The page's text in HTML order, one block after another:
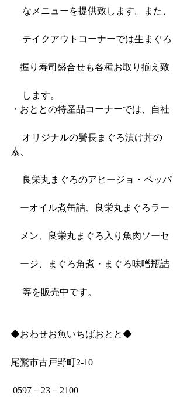
なメニューを提供致します。また、
テイクアウトコーナーでは生まぐろ
握り寿司盛合せも各種お取り揃え致
します。
・おととの特産品コーナーでは、自社
素、
良栄丸まぐろのアヒージョ・ペッパ
ーオイル煮缶詰、良栄丸まぐろラー
メン、良栄丸まぐろ入り魚肉ソーセ
ージ、まぐろ角煮・まぐろ味噌瓶詰
等を販売中です。
◆おわせお魚いちばおとと◆
尾鷲市古戸野町2‐10
0597－23－2100